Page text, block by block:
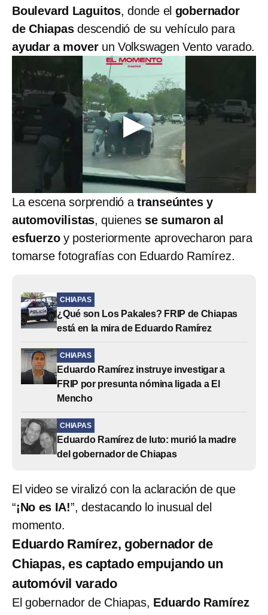
Boulevard Laguitos, donde el gobernador
de Chiapasdescendió de su vehículo para
ayudar a moverun Volkswagen Vento varado.
La escena sorprendió atranseúntes y
automovilistas, quienes se sumaron al
esfuerzoy posteriormente aprovecharon para
tomarse fotografías con Eduardo Ramírez.
CHIAPAS
¿Qué son Los Pakales? FRIP de Chiapas
está en la mira de Eduardo Ramírez
CHIAPAS
Eduardo Ramírez instruye investigar a
FRIP por presunta nómina ligada a El
Mencho
CHIAPAS
Eduardo Ramírez de luto: murió la madre
del gobernador de Chiapas
El video se viralizó con la aclaración de que
“¡No es IA!”, destacando lo inusual del
momento.
Eduardo Ramírez, gobernador de
Chiapas, es captado empujando un
automóvil varado
El gobernador de Chiapas, Eduardo Ramírez